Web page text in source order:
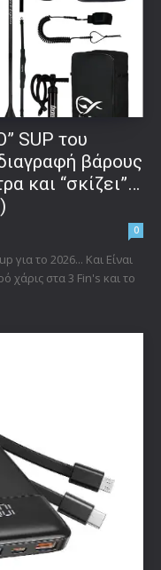
SUP του
βάρους
και “σκίζει”…
0
το 2026... Και Είναι
χάρις στα 3 Fin's και το